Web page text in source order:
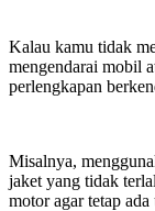
Kalau kamu tidak
mengendarai mobil
perlengkapan
Misalnya,
jaket yang tidak
motor agar tetap